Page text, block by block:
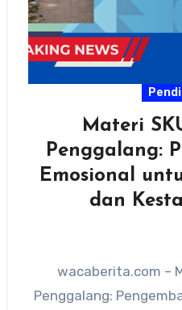
Materi
Penggalang:
Emosional
dan
wacaberita.com –
Penggalang: